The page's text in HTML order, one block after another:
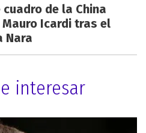
de la China
Icardi tras el
Nara
interesar